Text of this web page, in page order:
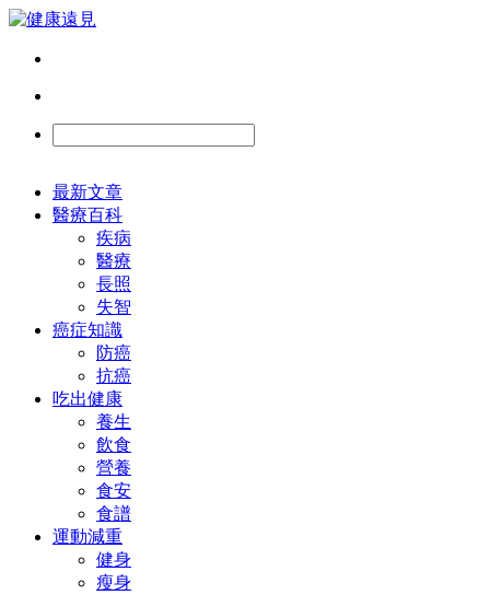
最新文章
醫療百科
疾病
醫療
長照
失智
癌症知識
防癌
抗癌
吃出健康
養生
飲食
營養
食安
食譜
運動減重
健身
瘦身